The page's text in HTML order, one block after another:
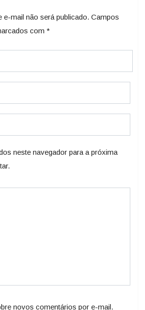
e-mail não será publicado. Campos
com *
neste navegador para a próxima
novos comentários por e-mail.